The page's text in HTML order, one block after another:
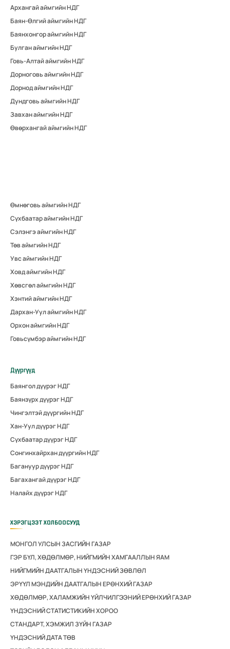
Архангай аймгийн НДГ
Баян-Өлгий аймгийн НДГ
Баянхонгор аймгийн НДГ
Булган аймгийн НДГ
Говь-Алтай аймгийн НДГ
Дорноговь аймгийн НДГ
Дорнод аймгийн НДГ
Дундговь аймгийн НДГ
Завхан аймгийн НДГ
Өвөрхангай аймгийн НДГ
Өмнөговь аймгийн НДГ
Сүхбаатар аймгийн НДГ
Сэлэнгэ аймгийн НДГ
Төв аймгийн НДГ
Увс аймгийн НДГ
Ховд аймгийн НДГ
Хөвсгөл аймгийн НДГ
Хэнтий аймгийн НДГ
Дархан-Уул аймгийн НДГ
Орхон аймгийн НДГ
Говьсүмбэр аймгийн НДГ
Дүүргүүд
Баянгол дүүрэг НДГ
Баянзүрх дүүрэг НДГ
Чингэлтэй дүүргийн НДГ
Хан-Уул дүүрэг НДГ
Сүхбаатар дүүрэг НДГ
Сонгинхайрхан дүүргийн НДГ
Багануур дүүрэг НДГ
Багахангай дүүрэг НДГ
Налайх дүүрэг НДГ
ХЭРЭГЦЭЭТ ХОЛБООСУУД
МОНГОЛ УЛСЫН ЗАСГИЙН ГАЗАР
ГЭР БҮЛ, ХӨДӨЛМӨР, НИЙГМИЙН ХАМГААЛЛЫН ЯАМ
НИЙГМИЙН ДААТГАЛЫН ҮНДЭСНИЙ ЗӨВЛӨЛ
ЭРҮҮЛ МЭНДИЙН ДААТГАЛЫН ЕРӨНХИЙ ГАЗАР
ХӨДӨЛМӨР, ХАЛАМЖИЙН ҮЙЛЧИЛГЭЭНИЙ ЕРӨНХИЙ ГАЗАР
ҮНДЭСНИЙ СТАТИСТИКИЙН ХОРОО
СТАНДАРТ, ХЭМЖИЛ ЗҮЙН ГАЗАР
ҮНДЭСНИЙ ДАТА ТӨВ